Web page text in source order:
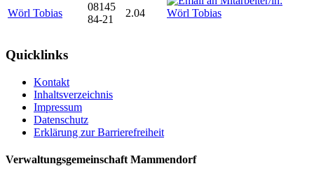
Wörl Tobias
08145
84-21
2.04
Quicklinks
Kontakt
Inhaltsverzeichnis
Impressum
Datenschutz
Erklärung zur Barrierefreiheit
Verwaltungsgemeinschaft Mammendorf